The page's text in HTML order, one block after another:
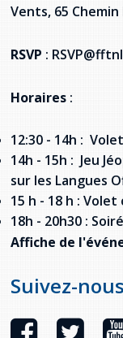
Visages de la
Lee
Randy Follet
Skye Fisher
Pamela Tucker
Anastasia
Programmes
provincial
Ressources
Vents, 65 Chemin
RSVP :
Horaires :
12:30 - 14h :
14h - 15h : Jeu
sur les Langues
15 h - 18 h :
18h - 20h30 :
Affiche de
Suivez-nous